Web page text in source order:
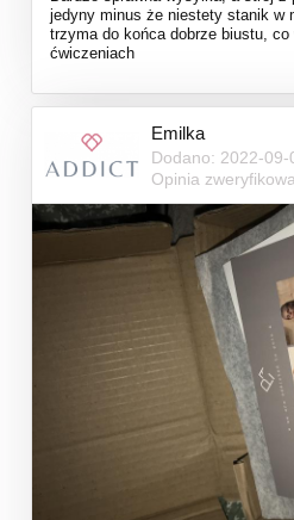
jedyny minus że niestety stanik w
trzyma do końca dobrze biustu, co
ćwiczeniach
Emilka
Dodano: 2022-09-
Opinia